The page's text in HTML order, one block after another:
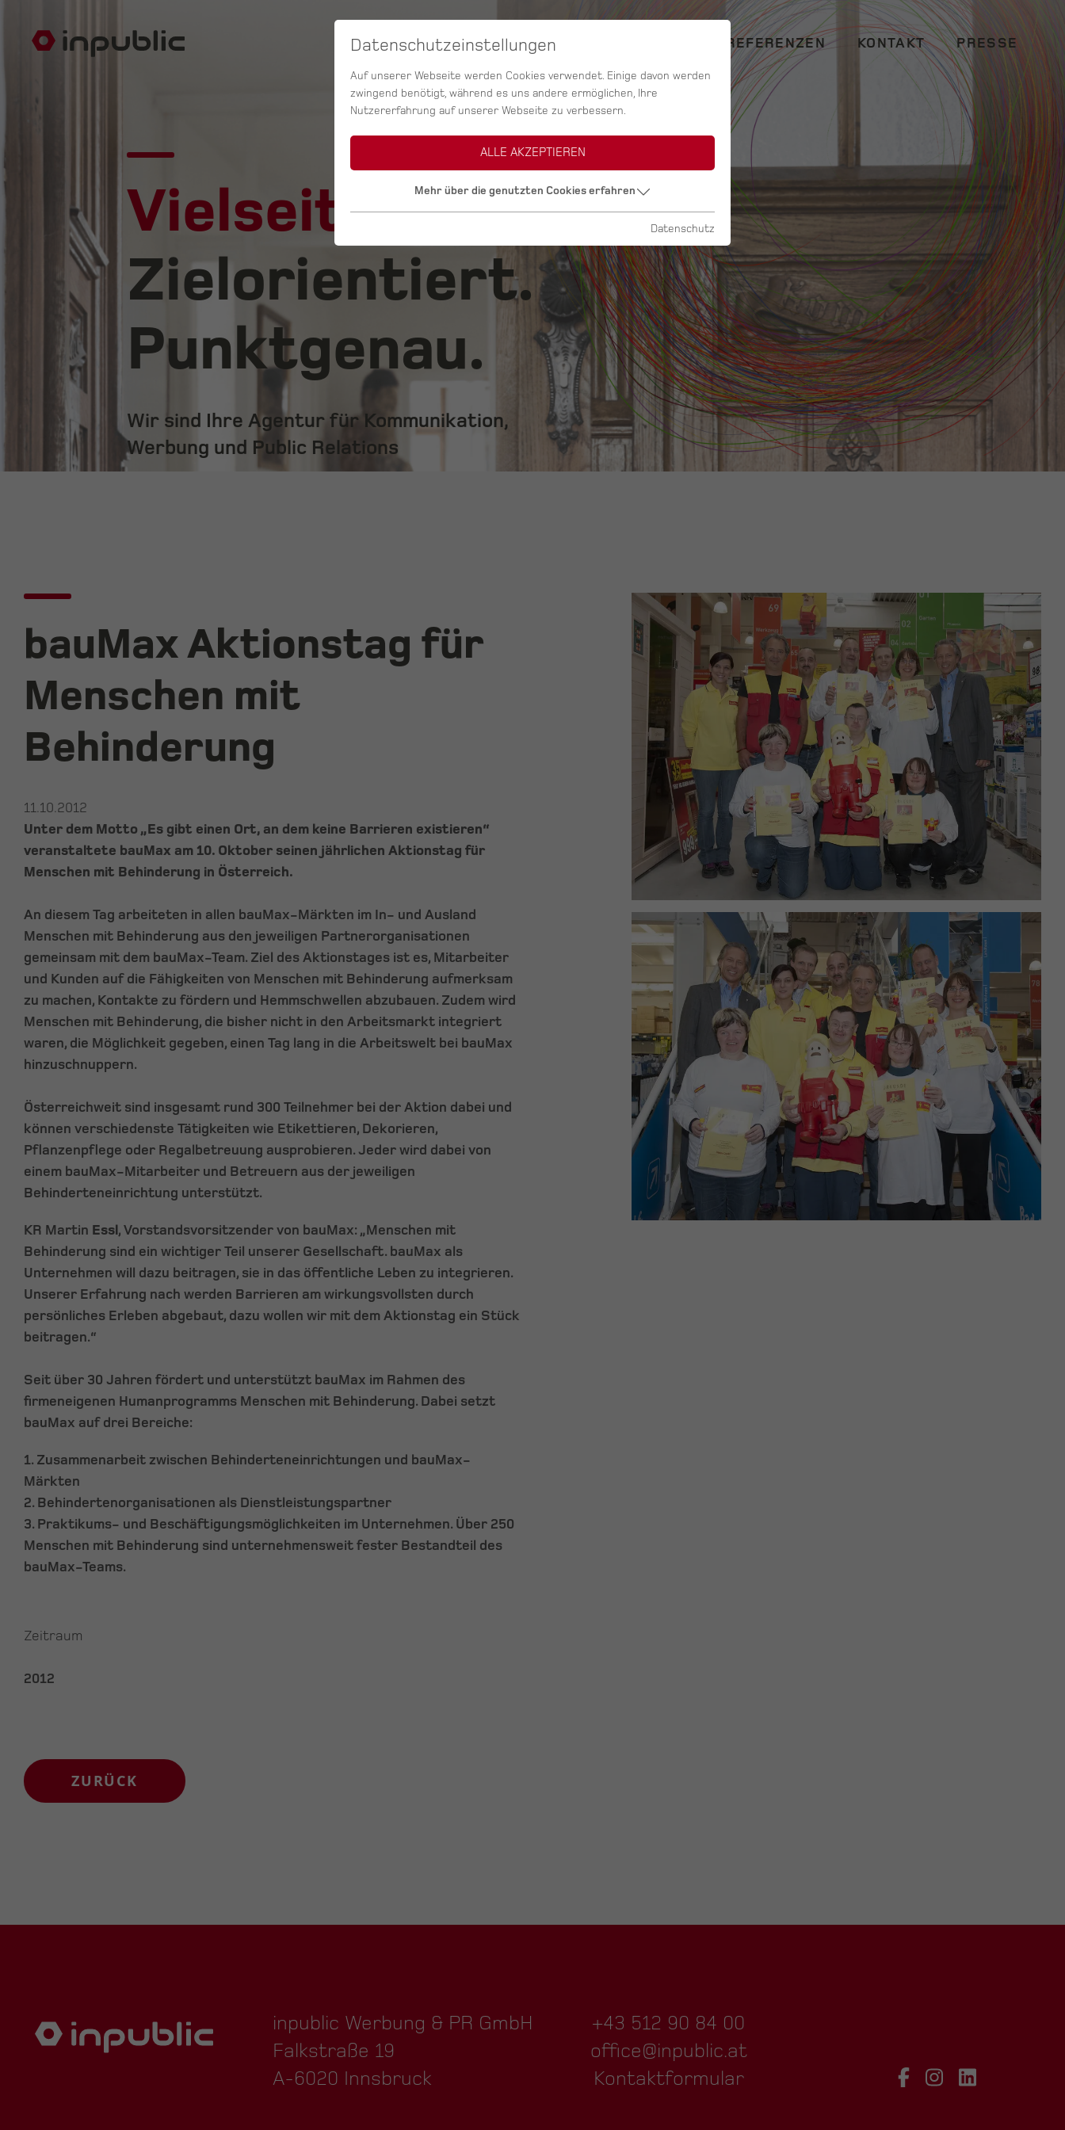
SERVICES AGENTUR REFERENZEN KONTAKT PRESSE
Vielseitig.
Zielorientiert.
Punktgenau.
Wir sind Ihre Agentur für Kommunikation,
Werbung und Public Relations
bauMax Aktionstag für
Menschen mit
Behinderung
11.10.2012
Unter dem Motto „Es gibt einen Ort, an dem keine Barrieren existieren“
veranstaltete bauMax am 10. Oktober seinen jährlichen Aktionstag für
Menschen mit Behinderung in Österreich.
An diesem Tag arbeiteten in allen bauMax-Märkten im In- und Ausland
Menschen mit Behinderung aus den jeweiligen Partnerorganisationen
gemeinsam mit dem bauMax-Team. Ziel des Aktionstages ist es, Mitarbeiter
und Kunden auf die Fähigkeiten von Menschen mit Behinderung aufmerksam
zu machen, Kontakte zu fördern und Hemmschwellen abzubauen. Zudem wird
Menschen mit Behinderung, die bisher nicht in den Arbeitsmarkt integriert
waren, die Möglichkeit gegeben, einen Tag lang in die Arbeitswelt bei bauMax
hinzuschnuppern.
Österreichweit sind insgesamt rund 300 Teilnehmer bei der Aktion dabei und
können verschiedenste Tätigkeiten wie Etikettieren, Dekorieren,
Pflanzenpflege oder Regalbetreuung ausprobieren. Jeder wird dabei von
einem bauMax-Mitarbeiter und Betreuern aus der jeweiligen
Behinderteneinrichtung unterstützt.
KR Martin Essl, Vorstandsvorsitzender von bauMax: „Menschen mit
Behinderung sind ein wichtiger Teil unserer Gesellschaft. bauMax als
Unternehmen will dazu beitragen, sie in das öffentliche Leben zu integrieren.
Unserer Erfahrung nach werden Barrieren am wirkungsvollsten durch
persönliches Erleben abgebaut, dazu wollen wir mit dem Aktionstag ein Stück
beitragen.“
Seit über 30 Jahren fördert und unterstützt bauMax im Rahmen des
firmeneigenen Humanprogramms Menschen mit Behinderung. Dabei setzt
bauMax auf drei Bereiche:
1. Zusammenarbeit zwischen Behinderteneinrichtungen und bauMax-
Märkten
2. Behindertenorganisationen als Dienstleistungspartner
3. Praktikums- und Beschäftigungsmöglichkeiten im Unternehmen. Über 250
Menschen mit Behinderung sind unternehmensweit fester Bestandteil des
bauMax-Teams.
Zeitraum
2012
ZURÜCK
inpublic Werbung & PR GmbH
Falkstraße 19
A-6020 Innsbruck
+43 512 90 84 00
office@inpublic.at
Kontaktformular
Datenschutzeinstellungen
Auf unserer Webseite werden Cookies verwendet. Einige davon werden
zwingend benötigt, während es uns andere ermöglichen, Ihre
Nutzererfahrung auf unserer Webseite zu verbessern.
ALLE AKZEPTIEREN
Mehr über die genutzten Cookies erfahren
Datenschutz